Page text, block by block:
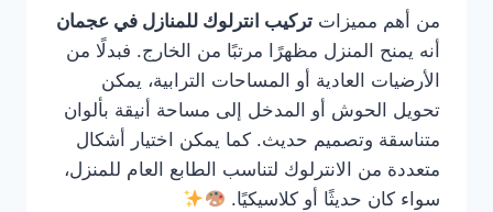
من أهم مميزات تركيب انترلوك للمنازل في عجمان
أنه يمنح المنزل مظهرًا مرتبًا من الخارج. فبدلًا من
الأرضيات العادية أو المساحات الترابية، يمكن
تحويل الحوش أو المدخل إلى مساحة أنيقة بألوان
متناسقة وتصميم حديث. كما يمكن اختيار أشكال
متعددة من الانترلوك لتناسب الطابع العام للمنزل،
سواء كان حديثًا أو كلاسيكيًا.